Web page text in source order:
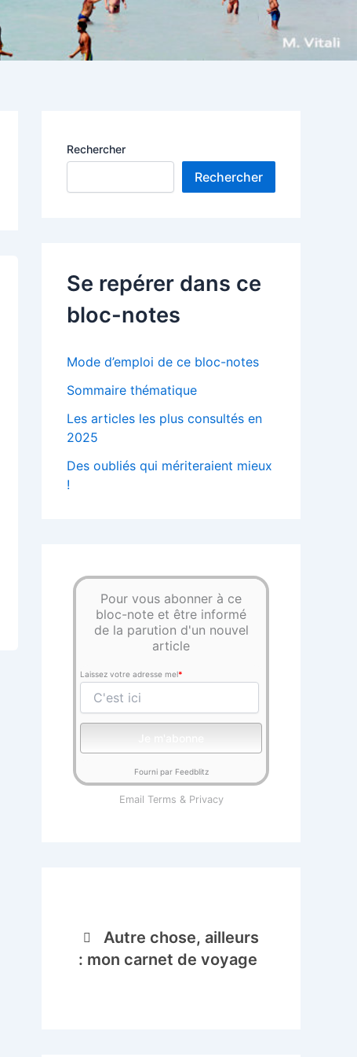
Rechercher
Rechercher
Se repérer dans ce
bloc-notes
Mode d’emploi de ce bloc-notes
Sommaire thématique
Les articles les plus consultés en
2025
Des oubliés qui mériteraient mieux
!
Pour vous abonner à ce
bloc-note et être informé
de la parution d'un nouvel
article
Laissez votre adresse mel*
Fourni par Feedblitz
Email Terms & Privacy
Autre chose, ailleurs
: mon carnet de voyage